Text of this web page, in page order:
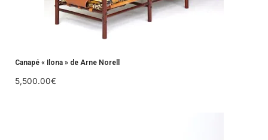
Canapé « Ilona » de Arne Norell
5,500.00€